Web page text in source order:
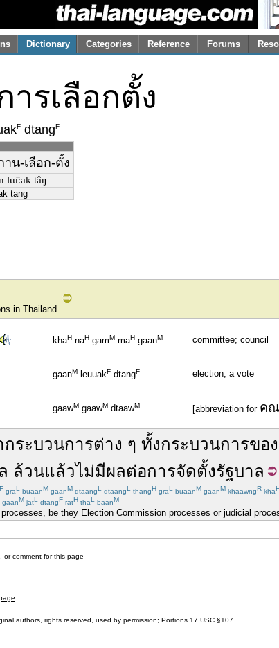
Dictionary Categories Reference Forums
รเลือกตั้ง
F dtangF
น-เลือก-ตั้ง
lɯ̂ːak tâŋ
tang
in Thailand
khaH naH gamM maH gaanM committee; council
gaanM leuuakF dtangF election, a vote
gaawM gaawM dtaawM [abbreviation for คณ
กระบวนการต่าง ๆ ทั้งกระบวนการของ
ล้วนแล้วไม่มีผลต่อการจัดตั้งรัฐบาล
F graL buaanM gaanM dtaangL dtaangL thangH graL buaanM gaanM khaawngR kha
gaanM jatL dtangF ratH thaL baanM
be they Election Commission processes or judicial
or comment for this page
authors, rights reserved, used by permission; Portions 17 USC §107